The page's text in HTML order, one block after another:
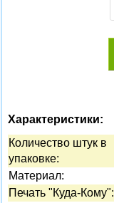
Характеристики:
Количество штук в
упаковке:
Материал:
Печать "Куда-Кому":